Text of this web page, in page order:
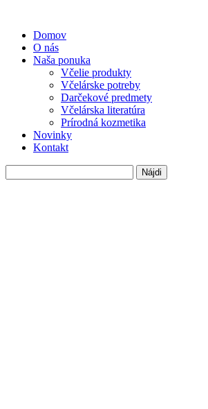
Domov
O nás
Naša ponuka
Včelie produkty
Včelárske potreby
Darčekové predmety
Včelárska literatúra
Prírodná kozmetika
Novinky
Kontakt